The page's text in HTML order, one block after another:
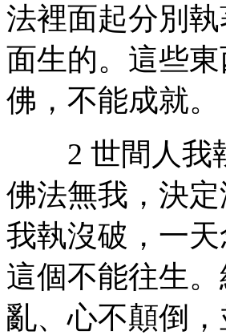
法裡面起分別
面生的。這些
佛，不能成就。
2 世間人我執
佛法無我，決
我執沒破，一
這個不能往生
亂、心不顛倒